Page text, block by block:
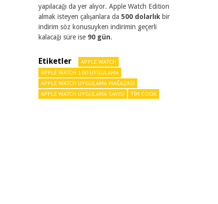
yapılacağı da yer alıyor. Apple Watch Edition
almak isteyen çalışanlara da 500 dolarlık bir
indirim söz konusuyken indirimin geçerli
kalacağı süre ise 90 gün.
Etiketler
APPLE WATCH
APPLE WATCH 100 UYGULAMA
APPLE WATCH UYGULAMA MAĞAZASI
APPLE WATCH UYGULAMA SAYISI
TIM COOK